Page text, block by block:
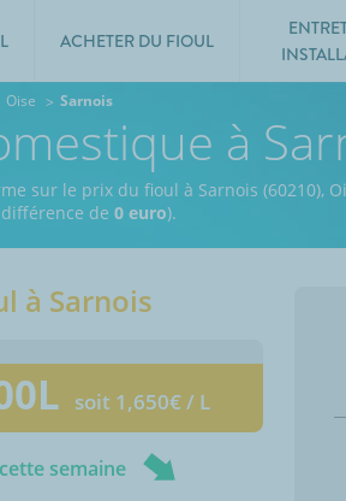
ACHETER DU FIOUL
Oise Sarnois
à
sur le prix du fioul à Sarnois (60210),
de 0 euro).
à Sarnois
soit 1,650€ / L
semaine